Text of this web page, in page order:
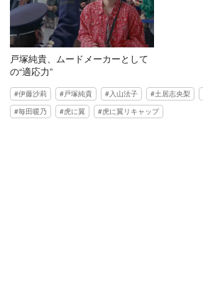
戸塚純貴、ムードメーカーとして
の“適応力”
伊藤沙莉 戸塚純貴 入山法子 土居志央梨
毎田暖乃
虎に翼 虎に翼リキャップ